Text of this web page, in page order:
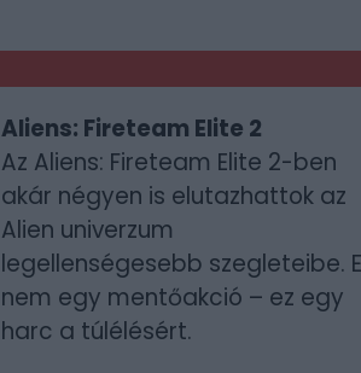
Aliens: Fireteam Elite 2
Az Aliens: Fireteam Elite 2-ben
akár négyen is elutazhattok az
Alien univerzum
legellenségesebb szegleteibe.
nem egy mentőakció – ez egy
harc a túlélésért.